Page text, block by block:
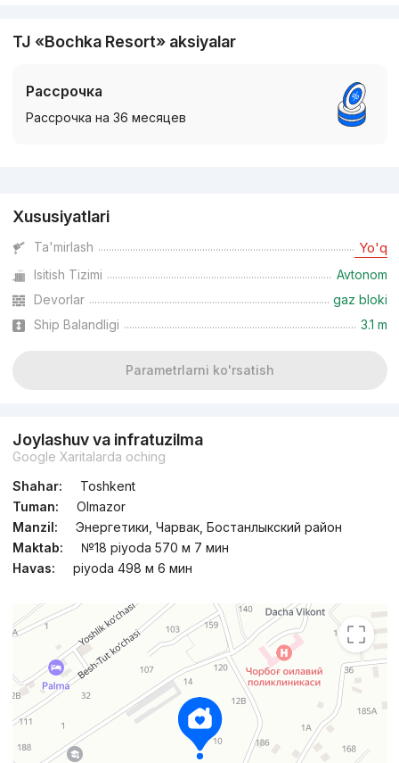
TJ «Bochka Resort» aksiyalar
Рассрочка
Рассрочка на 36 месяцев
Xususiyatlari
Ta'mirlash Yo'q
Isitish Tizimi
Avtonom
Devorlar
gaz bloki
Ship Balandligi
3.1 m
Parametrlarni ko'rsatish
Joylashuv va infratuzilma
Google Xaritalarda oching
Shahar:
Toshkent
Tuman:
Olmazor
Manzil:
Энергетики, Чарвак, Бостанлыкский район
Maktab:
№18 piyoda 570 м 7 мин
Havas:
piyoda 498 м 6 мин